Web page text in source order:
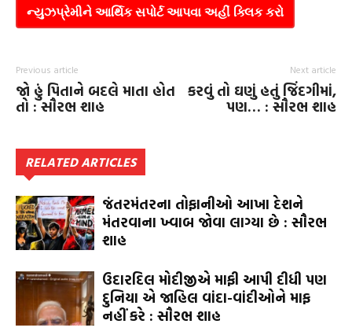
ન્યુઝપ્રેમીને આર્થિક સપોર્ટ આપવા અહીં ક્લિક કરો
Previous article
જો હું પિતાને બદલે માતા હોત
તો : સૌરભ શાહ
Next article
કરવું તો ઘણું હતું જિંદગીમાં,
પણ… : સૌરભ શાહ
RELATED ARTICLES
જંતરમંતરના તોફાનીઓ આખા દેશને
મંતરવાના ખ્વાબ જોવા લાગ્યા છે : સૌરભ
શાહ
ઉદારદિલ મોદીજીએ માફી આપી દીધી પણ
દુનિયા એ જાહિલ વાંદા-વાંદીઓને માફ
નહીં કરે : સૌરભ શાહ